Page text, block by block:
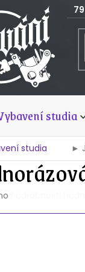
vybavení studia
studia ►